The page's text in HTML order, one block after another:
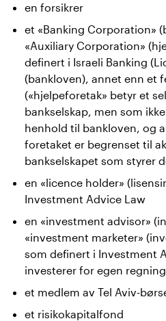
en forsikrer
et «Banking Corporation»
«Auxiliary Corporation»
definert i Israeli Banking
(bankloven), annet enn et
(«hjelpeforetak» betyr et
bankselskap, men som
henhold til bankloven, og
foretaket er begrenset til
bankselskapet som styrer
en «licence holder»
Investment Advice Law
en «investment advisor»
«investment marketer»
som definert i Investment
investerer for egen regning
et medlem av Tel Aviv-
et risikokapitalfond